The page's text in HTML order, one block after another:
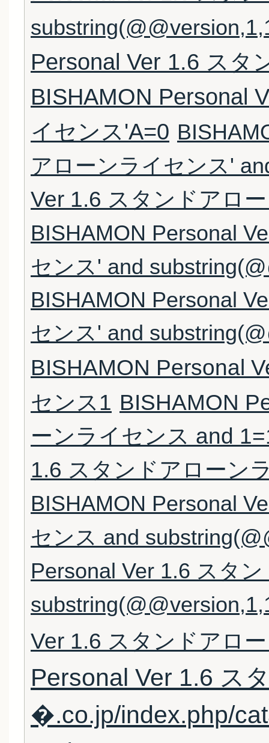
Personal Ver 1.6 スタ
BISHAMON Personal
イセンス'A=0
アローンライセンス'
Ver 1.6 スタンドアロ
BISHAMON Personal
センス' and
BISHAMON Personal
センス' and
BISHAMON Personal
センス1 BISHAMON
ーンライセンス and
1.6 スタンドアローン
BISHAMON Personal
センス and
Personal Ver 1.6 スタ
Ver 1.6 スタンドアロ
Personal Ver 1.6 ス
�.co.jp/index.php/